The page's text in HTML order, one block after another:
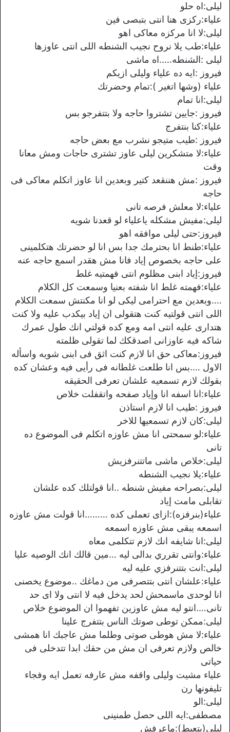
ليلى:اه حلو
علياء:ركزى هنا انتى بتبصى فين
ليلى:لا انا مركزه معاكى اهو
علياء:طب يلا نروح نجيب الشنطه اللى انتى عاوزها
ليلى :الشنطه…..اه ماشى
فيروز :ايه ده علياء وليلى ازيكم
علياء (وشها اتغير ):تمام وحضرتك
ليلى:انا تمام
فيروز :جايين تشتروا حاجه ولا بتتفرجو بس
علياء:كنا بنتفرج
فيروز :طيب متيجو نشرب مع بعض حاجه
علياء:لا متشكرين ليلى عاوز تشترى حاجات ومش معانا
وقت
فيروز :مش هننقعد كتير وبعدين انا عاوز اتكلم معاكى فى
حاجه
علياء:لا معلش فرصه تانى
ليلى:مفيش مشكله ياعلياء لو قعدنا شويه
فيروز:حتى ليلى موافقه اهو
علياء:طنط انا بحترمك جدا بس انا لو حضرتك هتكلمينى
على حاجه بخصوص إياد فانا مش هقدر اسمع حاجه عنه
فيروز:إياد ابنى مظلوم انتى فهمتيه غلط
علياء:فهمته غلط انا شفته بعنيا وسمعت كل الكلام
….وبعدين مع احترامى ليكى لو انا مكنتش سمعت الكلام
اللى انتى قولتيه كنت هتقولى ان إياد بيكدب عليه ولا كنت
هتدارى عليه انتى امه ومع كده قولتي انك طول عمرك
شاكه فيه عاوزانى اصدقكك لما تقولى ظلمته
فيروز:معاكى حق انا لازم كنت اثق فى ابنى شويه واسأله
الاول ….بس انا طلعت غلطانه فى رأيى فيه وعشان كده
بقولك لازم تسمعيه علشان تعرفى الحقيقه
علياء:انا اسفه انا وإياد صفحه واتقفلت خلاص
فيروز :طيب انا لازم استاذن
ليلى:كان لازم تسمعيها للاخر
علياء:لو سمحتى انا مش عاوزه اتكلم فى الموضوع ده
تانى
ليلى:خلاص ماشى ماتتنرفزيش
علياء:يلا نجيب الشنطه
ليلى:بصراحه مفيش شنطه ..انا قولتلك كده علشان
تقابلى مامت إياد
علياء(بنرفزه):ازاى تعملى كده ………انا قولت مش عاوزه
اسمعه يبقى مش عاوزه اسمعه
ليلى:انا شايفه انك لازم تتكلمى معاه
علياء:وانتى تقرري بدالى ليه …مين قالك انك الوصيه عليا
ليلى:انت بتتنرفزي عليه ليه
علياء:علشان انتى بتتصرفى من دماغك ..موضوع يخصنى
انا لوحدى ماسمحش لحد يدخل فيه لا انتى ولا اى حد
تانى….انتو ليه مش عاوزين تفهموا ان الموضوع خلاص
ليلى:ممكن توطى صوتك الناس بتتفرج علينا
علياء:لا مش هوطى صوتى وطلما مش عاجبك انا همشى
خالص ولازم تعرفى ان مش من حقك ابدا تتدخلى فى
حياتى
علياء مشيت وليلى واقفه مش عارفه تعمل ايه وفجاء
تليفونها رن
ليلى:الو
مصطفى:ايه اللى حصل طمنينى
ليلى(بتعيط):ماعرفش